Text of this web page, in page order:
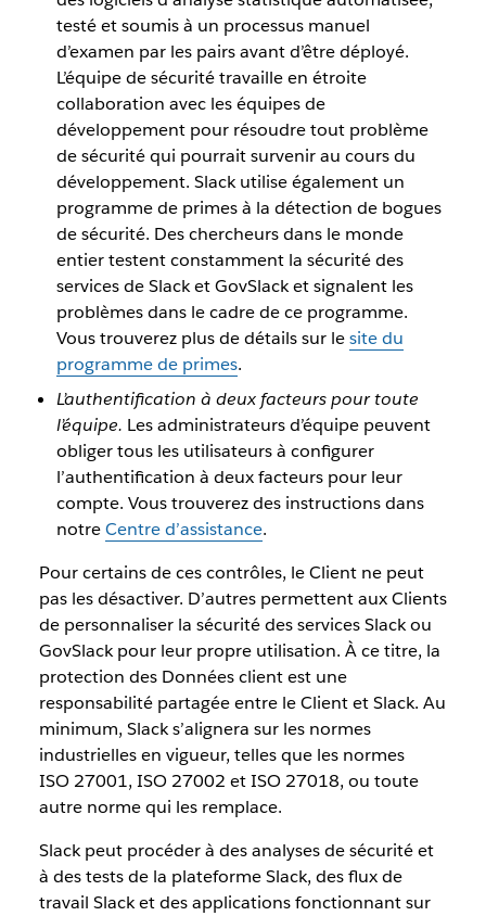
testé et soumis à un processus manuel
d’examen par les pairs avant d’être déployé.
L’équipe de sécurité travaille en étroite
collaboration avec les équipes de
développement pour résoudre tout problème
de sécurité qui pourrait survenir au cours du
développement. Slack utilise également un
programme de primes à la détection de bogues
de sécurité. Des chercheurs dans le monde
entier testent constamment la sécurité des
services de Slack et GovSlack et signalent les
problèmes dans le cadre de ce programme.
Vous trouverez plus de détails sur lesite du
programme de primes.
L’authentification à deux facteurs pour toute
l’équipe. Les administrateurs d’équipe peuvent
obliger tous les utilisateurs à configurer
l’authentification à deux facteurs pour leur
compte. Vous trouverez des instructions dans
notreCentre d’assistance.
Pour certains de ces contrôles, le Client ne peut
pas les désactiver. D’autres permettent aux Clients
de personnaliser la sécurité des services Slack ou
GovSlack pour leur propre utilisation. À ce titre, la
protection des Données client est une
responsabilité partagée entre le Client et Slack. Au
minimum, Slack s’alignera sur les normes
industrielles en vigueur, telles que les normes
ISO 27001, ISO 27002 et ISO 27018, ou toute
autre norme qui les remplace.
Slack peut procéder à des analyses de sécurité et
à des tests de la plateforme Slack, des flux de
travail Slack et des applications fonctionnant sur